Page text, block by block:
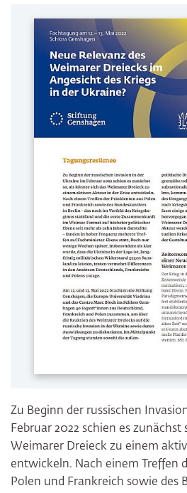
Zu Beginn der russischen
Februar 2022 schien es zunächst
Weimarer Dreieck zu einem
entwickeln. Nach einem Treffen
Polen und Frankreich sowie des